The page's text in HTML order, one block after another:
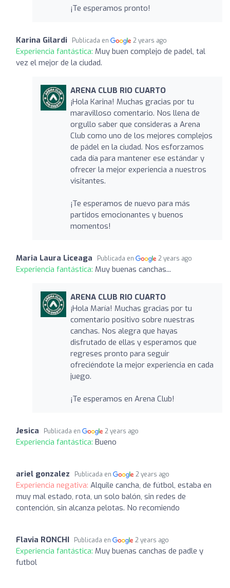
¡Te esperamos pronto!
Karina Gilardi Publicada en 2 years ago
Experiencia fantástica: Muy buen complejo de padel, tal
vez el mejor de la ciudad.
ARENA CLUB RIO CUARTO
¡Hola Karina! Muchas gracias por tu
maravilloso comentario. Nos llena de
orgullo saber que consideras a Arena
Club como uno de los mejores complejos
de pádel en la ciudad. Nos esforzamos
cada día para mantener ese estándar y
ofrecer la mejor experiencia a nuestros
visitantes.
¡Te esperamos de nuevo para más
partidos emocionantes y buenos
momentos!
Maria Laura Liceaga Publicada en 2 years ago
Experiencia fantástica: Muy buenas canchas...
ARENA CLUB RIO CUARTO
¡Hola María! Muchas gracias por tu
comentario positivo sobre nuestras
canchas. Nos alegra que hayas
disfrutado de ellas y esperamos que
regreses pronto para seguir
ofreciéndote la mejor experiencia en cada
juego.
¡Te esperamos en Arena Club!
Jesica Publicada en 2 years ago
Experiencia fantástica: Bueno
ariel gonzalez Publicada en 2 years ago
Experiencia negativa: Alquile cancha, de fútbol, estaba en
muy mal estado, rota, un solo balón, sin redes de
contención, sin alcanza pelotas. No recomiendo
Flavia RONCHI Publicada en 2 years ago
Experiencia fantástica: Muy buenas canchas de padle y
futbol